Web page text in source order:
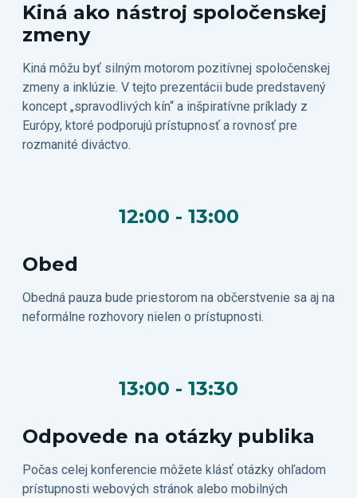
Kiná ako nástroj spoločenskej
zmeny
Kiná môžu byť silným motorom pozitívnej spoločenskej
zmeny a inklúzie. V tejto prezentácii bude predstavený
koncept „spravodlivých kín“ a inšpiratívne príklady z
Európy, ktoré podporujú prístupnosť a rovnosť pre
rozmanité diváctvo.
12:00 - 13:00
Obed
Obedná pauza bude priestorom na občerstvenie sa aj na
neformálne rozhovory nielen o prístupnosti.
13:00 - 13:30
Odpovede na otázky publika
Počas celej konferencie môžete klásť otázky ohľadom
prístupnosti webových stránok alebo mobilných